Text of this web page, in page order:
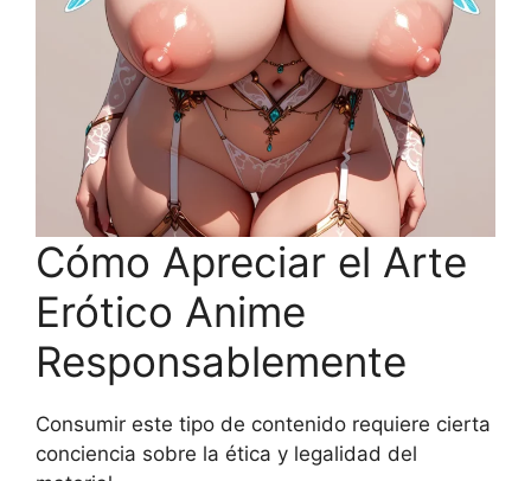
Cómo Apreciar el Arte
Erótico Anime
Responsablemente
Consumir este tipo de contenido requiere cierta
conciencia sobre la ética y legalidad del